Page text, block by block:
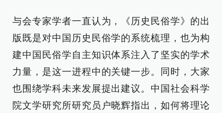
与会专家学者一直认为，《历史民俗学》的出
版既是对中国历史民俗学的系统梳理，也为构
建中国民俗学自主知识体系注入了坚实的学术
力量，是这一进程中的关键一步。同时，大家
也围绕学科未来发展提出建议。中国社会科学
院文学研究所研究员户晓辉指出，如何将理论